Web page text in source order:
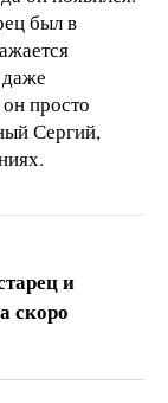
был в
просто
Сергий,
и
скоро